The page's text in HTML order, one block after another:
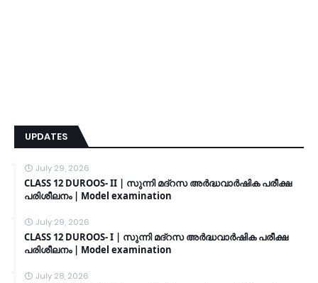
UPDATES
July 29, 2026
CLASS 12 DUROOS- II | സുന്നി മദ്റസ അർദ്ധവാർഷിക പരീക്ഷ
പരിശീലനം | Model examination
July 29, 2026
CLASS 12 DUROOS- I | സുന്നി മദ്റസ അർദ്ധവാർഷിക പരീക്ഷ
പരിശീലനം | Model examination
July 28, 2026